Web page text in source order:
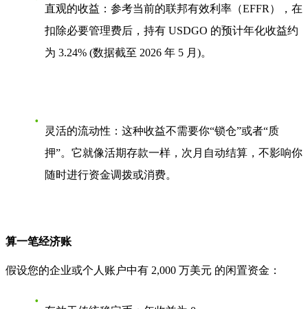
直观的收益 ：参考当前的联邦有效利率（EFFR），在
扣除必要管理费后，持有 USDGO 的预计年化收益约
为 3.24% (数据截至 2026 年 5 月)。
灵活的流动性 ：这种收益不需要你“锁仓”或者“质
押”。它就像活期存款一样，次月自动结算，不影响你
随时进行资金调拨或消费。
算一笔经济账
假设您的企业或个人账户中有 2,000 万美元 的闲置资金：